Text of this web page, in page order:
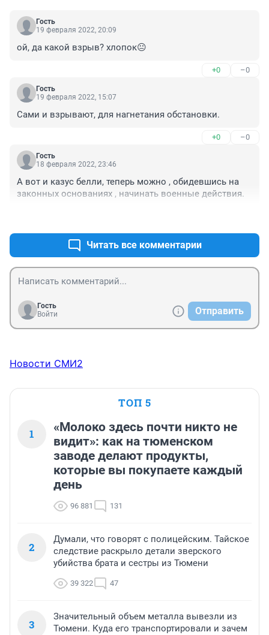
Гость
19 февраля 2022, 20:09
ой, да какой взрыв? хлопок😐
+0 –0
Гость
19 февраля 2022, 15:07
Сами и взрывают, для нагнетания обстановки.
+0 –0
Гость
18 февраля 2022, 23:46
А вот и казус белли, теперь можно , обидевшись на
законных основаниях , начинать военные действия.
Читать все комментарии
Гость
Войти
Отправить
Новости СМИ2
ТОП 5
1
«Молоко здесь почти никто не
видит»: как на тюменском
заводе делают продукты,
которые вы покупаете каждый
день
96 881 131
2
Думали, что говорят с полицейским. Тайское
следствие раскрыло детали зверского
убийства брата и сестры из Тюмени
39 322 47
3
Значительный объем металла вывезли из
Тюмени. Куда его транспортировали и зачем